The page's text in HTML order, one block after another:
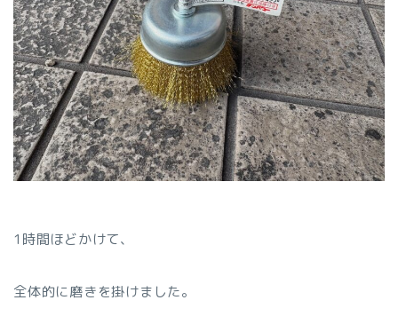
1時間ほどかけて、
全体的に磨きを掛けました。